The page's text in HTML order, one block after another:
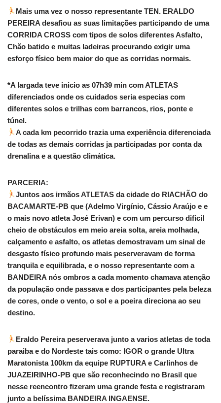
Mais uma vez o nosso representante TEN. ERALDO
PEREIRA desafiou as suas limitações participando de uma
CORRIDA CROSS com tipos de solos diferentes Asfalto,
Chão batido e muitas ladeiras procurando exigir uma
esforço físico bem maior do que as corridas normais.
*A largada teve inicio as 07h39 min com ATLETAS
diferenciados onde os cuidados seria especias com
diferentes solos e trilhas com barrancos, rios, ponte e
túnel.
A cada km pecorrido trazia uma experiência diferenciada
de todas as demais corridas ja participadas por conta da
drenalina e a questão climática.
PARCERIA:
Juntos aos irmãos ATLETAS da cidade do RIACHÃO do
BACAMARTE-PB que (Adelmo Virgínio, Cássio Araújo e e
o mais novo atleta José Erivan) e com um percurso dificil
cheio de obstáculos em meio areia solta, areia molhada,
calçamento e asfalto, os atletas demostravam um sinal de
desgasto físico profundo mais peserveravam de forma
tranquila e equilibrada, e o nosso representante com a
BANDEIRA nós ombros a cada momento chamava atenção
da população onde passava e dos participantes pela beleza
de cores, onde o vento, o sol e a poeira direciona ao seu
destino.
Eraldo Pereira peserverava junto a varios atletas de toda
paraiba e do Nordeste tais como: IGOR o grande Ultra
Maratonista 100km da equipe RUPTURA e Carlinhos de
JUAZEIRINHO-PB que são reconhecindo no Brasil que
nesse reencontro fizeram uma grande festa e registraram
junto a belíssima BANDEIRA INGAENSE.